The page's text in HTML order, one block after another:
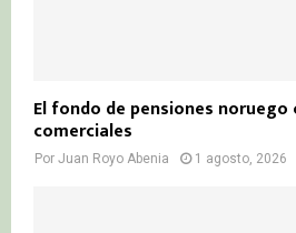
El fondo de pensiones
comerciales
Por Juan Royo Abenia 1 agosto, 2026